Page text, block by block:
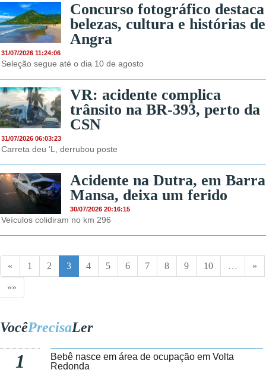
Concurso fotográfico destaca
belezas, cultura e histórias de
Angra
31/07/2026 11:24:06
Seleção segue até o dia 10 de agosto
VR: acidente complica
trânsito na BR-393, perto da
CSN
31/07/2026 06:03:23
Carreta deu ‘L, derrubou poste
Acidente na Dutra, em Barra
Mansa, deixa um ferido
30/07/2026 20:16:15
Veículos colidiram no km 296
« 1 2 3 4 5 6 7 8 9 10 … »
»»
VocêPrecisaLer
1
Bebê nasce em área de ocupação em Volta
Redonda